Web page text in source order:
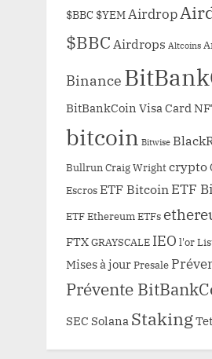
$BBC $YEMAirdrop
$BBCAirdrops Altcoins
Binance
BitBankCoin Visa Card
bitcoin Bitwise
BullrunCraig Wrightcrypto
EscrosETF Bitcoin ETF
ETF EthereumETFs
FTXGRAYSCALE IEO l'or
Mises à jourPresale
Prévente
SEC Solana Staking